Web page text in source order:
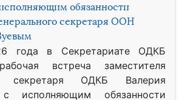
обязанности
секретаря ООН
года в Секретариате ОДКБ
встреча заместителя
секретаря ОДКБ Валерия
исполняющим обязанности